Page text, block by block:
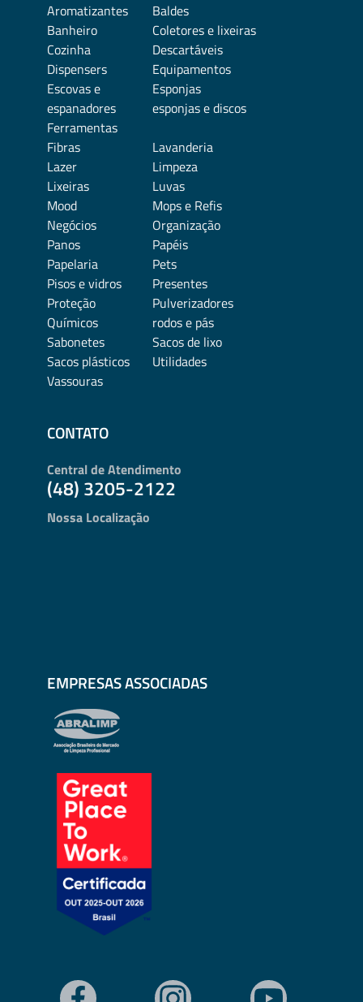
Aromatizantes
Baldes
Banheiro
Coletores e lixeiras
Cozinha
Descartáveis
Dispensers
Equipamentos
Escovas e
espanadores
Esponjas
esponjas e discos
Ferramentas
Fibras
Lavanderia
Lazer
Limpeza
Lixeiras
Luvas
Mood
Mops e Refis
Negócios
Organização
Panos
Papéis
Papelaria
Pets
Pisos e vidros
Presentes
Proteção
Pulverizadores
Químicos
rodos e pás
Sabonetes
Sacos de lixo
Sacos plásticos
Utilidades
Vassouras
CONTATO
Central de Atendimento
(48) 3205-2122
Nossa Localização
EMPRESAS ASSOCIADAS